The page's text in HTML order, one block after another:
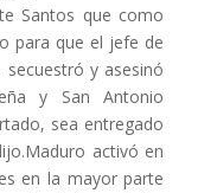
Santos que como
para que el jefe de
y asesinó
y San Antonio
sea entregado
activó en
en la mayor parte